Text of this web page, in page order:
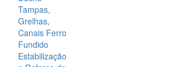
Tampas,
Grelhas,
Canais Ferro
Fundido
Estabilização